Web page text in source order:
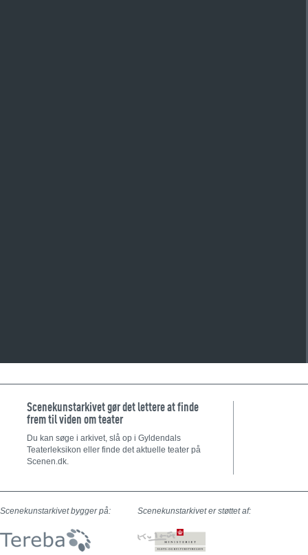
Scenekunstarkivet gør det lettere at finde
frem til viden om teater
Du kan søge i arkivet, slå op i Gyldendals
Teaterleksikon eller finde det aktuelle teater på
Scenen.dk.
Scenekunstarkivet bygger på: Scenekunstarkivet er støttet af: